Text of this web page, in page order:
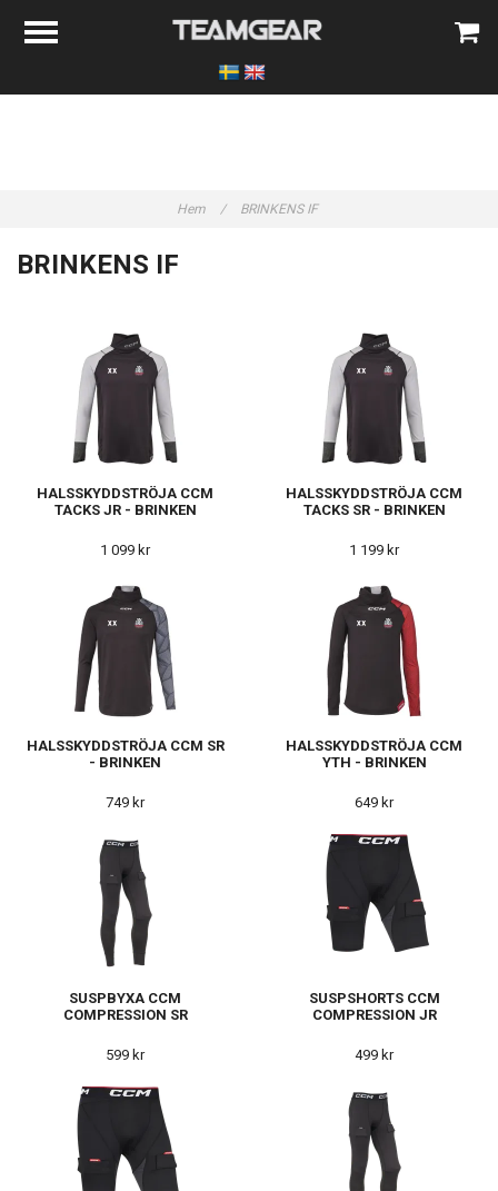
Hem / BRINKENS IF
BRINKENS IF
HALSSKYDDSTRÖJA CCM
TACKS JR - BRINKEN
1 099 kr
HALSSKYDDSTRÖJA CCM
TACKS SR - BRINKEN
1 199 kr
HALSSKYDDSTRÖJA CCM SR
- BRINKEN
749 kr
HALSSKYDDSTRÖJA CCM
YTH - BRINKEN
649 kr
SUSPBYXA CCM
COMPRESSION SR
599 kr
SUSPSHORTS CCM
COMPRESSION JR
499 kr